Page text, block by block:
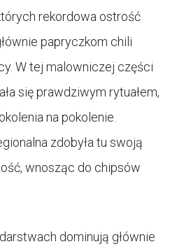
rekordowa ostrość
papryczkom chili
W tej malowniczej części
się prawdziwym rytuałem,
na pokolenie.
zdobyła tu swoją
wnosząc do chipsów
dominują głównie